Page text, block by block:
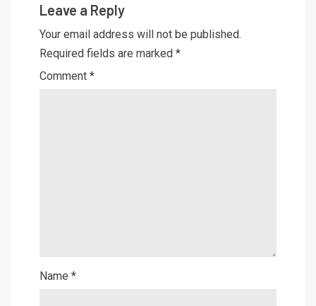
Leave a Reply
Your email address will not be published.
Required fields are marked *
Comment *
Name *